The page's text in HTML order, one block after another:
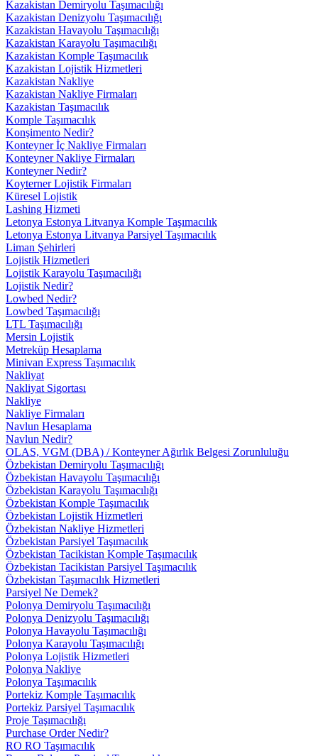
Kazakistan Demiryolu Taşımacılığı
Kazakistan Denizyolu Taşımacılığı
Kazakistan Havayolu Taşımacılığı
Kazakistan Karayolu Taşımacılığı
Kazakistan Komple Taşımacılık
Kazakistan Lojistik Hizmetleri
Kazakistan Nakliye
Kazakistan Nakliye Firmaları
Kazakistan Taşımacılık
Komple Taşımacılık
Konşimento Nedir?
Konteyner İç Nakliye Firmaları
Konteyner Nakliye Firmaları
Konteyner Nedir?
Koyterner Lojistik Firmaları
Küresel Lojistik
Lashing Hizmeti
Letonya Estonya Litvanya Komple Taşımacılık
Letonya Estonya Litvanya Parsiyel Taşımacılık
Liman Şehirleri
Lojistik Hizmetleri
Lojistik Karayolu Taşımacılığı
Lojistik Nedir?
Lowbed Nedir?
Lowbed Taşımacılığı
LTL Taşımacılığı
Mersin Lojistik
Metreküp Hesaplama
Minivan Express Taşımacılık
Nakliyat
Nakliyat Sigortası
Nakliye
Nakliye Firmaları
Navlun Hesaplama
Navlun Nedir?
OLAS, VGM (DBA) / Konteyner Ağırlık Belgesi Zorunluluğu
Özbekistan Demiryolu Taşımacılığı
Özbekistan Havayolu Taşımacılığı
Özbekistan Karayolu Taşımacılığı
Özbekistan Komple Taşımacılık
Özbekistan Lojistik Hizmetleri
Özbekistan Nakliye Hizmetleri
Özbekistan Parsiyel Taşımacılık
Özbekistan Tacikistan Komple Taşımacılık
Özbekistan Tacikistan Parsiyel Taşımacılık
Özbekistan Taşımacılık Hizmetleri
Parsiyel Ne Demek?
Polonya Demiryolu Taşımacılığı
Polonya Denizyolu Taşımacılığı
Polonya Havayolu Taşımacılığı
Polonya Karayolu Taşımacılığı
Polonya Lojistik Hizmetleri
Polonya Nakliye
Polonya Taşımacılık
Portekiz Komple Taşımacılık
Portekiz Parsiyel Taşımacılık
Proje Taşımacılığı
Purchase Order Nedir?
RO RO Taşımacılık